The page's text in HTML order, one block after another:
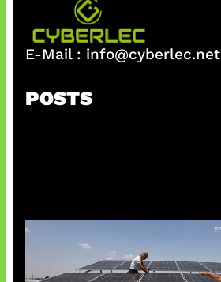
E-Mail : info@cyberlec.net
POSTS